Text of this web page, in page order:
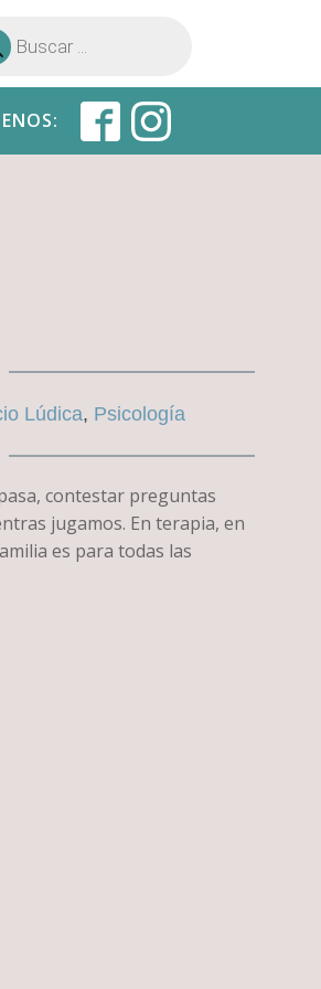
Lúdica, Psicología
contestar preguntas
jugamos. En terapia, en
es para todas las